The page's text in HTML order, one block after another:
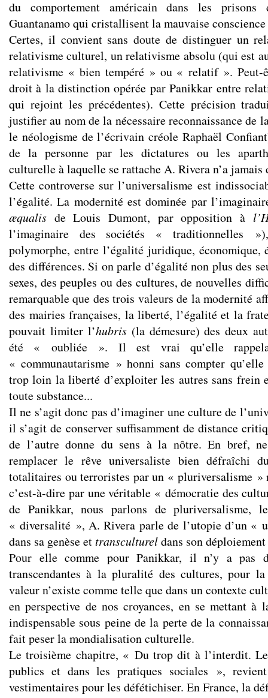
du comportement américain dans les
Guantanamo qui cristallisent la mauvaise
Certes, il convient sans doute de distinguer un
relativisme culturel, un relativisme absolu (qui est
relativisme « bien tempéré » ou « relatif ». Peut-
droit à la distinction opérée par Panikkar entre
qui rejoint les précédentes). Cette précision
justifier au nom de la nécessaire reconnaissance de
le néologisme de l’écrivain créole Raphaël
de la personne par les dictatures ou les
culturelle à laquelle se rattache A. Rivera n’a jamais
Cette controverse sur l’universalisme est
l’égalité. La modernité est dominée par
æqualis de Louis Dumont, par opposition à
l’imaginaire des sociétés « traditionnelles
polymorphe, entre l’égalité juridique,
des différences. Si on parle d’égalité non plus des
sexes, des peuples ou des cultures, de nouvelles
remarquable que des trois valeurs de la modernité
des mairies françaises, la liberté, l’égalité et la
pouvait limiter l’hubris(la démesure) des deux
été « oubliée ». Il est vrai qu’elle
« communautarisme » honni sans compter
trop loin la liberté d’exploiter les autres sans frein
toute substance...
Il ne s’agit donc pas d’imaginer une culture de
il s’agit de conserver suffisamment de distance
de l’autre donne du sens à la nôtre. En bref,
remplacer le rêve universaliste bien défraîchi
totalitaires ou terroristes par un « pluriversalisme »
c’est-à-dire par une véritable « démocratie des
de Panikkar, nous parlons de pluriversalisme,
« diversalité », A. Rivera parle de l’utopie d’un «
dans sa genèse ettranscultureldans son
Pour elle comme pour Panikkar, il n’y a pas
transcendantes à la pluralité des cultures, pour
valeur n’existe comme telle que dans un contexte
en perspective de nos croyances, en se mettant à
indispensable sous peine de la perte de la
fait peser la mondialisation culturelle.
Le troisième chapitre, « Du trop dit à l’interdit.
publics et dans les pratiques sociales »,
vestimentaires pour les défétichiser. En France, la